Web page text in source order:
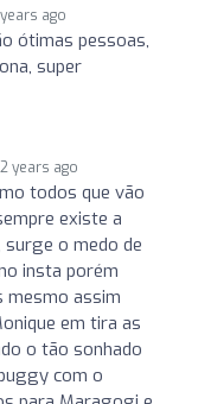
ago
ótimas pessoas,
super
2 years ago
todos que vão
existe a
surge o medo de
insta porém
mesmo assim
em tira as
o tão sonhado
com o